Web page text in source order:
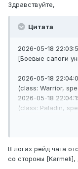
Здравствуйте,
Цитата
2026-05-18
[Боевые сапоги
2026-05-18
(class: Warrior,
2026-05-18
(class: Paladin,
30081 to Karmeli
(class: Paladin,
В логах рейд чата
со стороны